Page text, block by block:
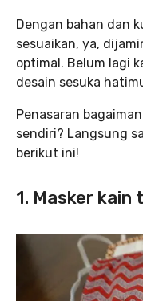
Dengan bahan dan
sesuaikan, ya,
optimal. Belum lagi
desain sesuka
Penasaran
sendiri? Langsung
berikut ini!
1. Masker